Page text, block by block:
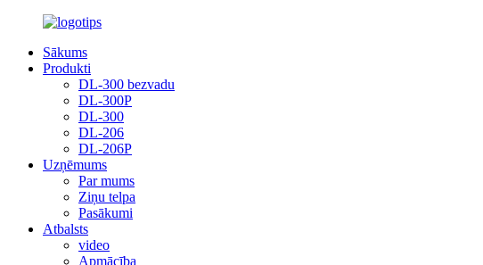
Sākums
Produkti
DL-300 bezvadu
DL-300P
DL-300
DL-206
DL-206P
Uzņēmums
Par mums
Ziņu telpa
Pasākumi
Atbalsts
video
Apmācība